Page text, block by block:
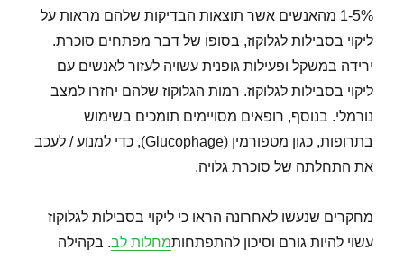
1-5% מהאנשים אשר תוצאות הבדיקות שלהם מראות על
ליקוי בסבילות לגלוקוז, בסופו של דבר מפתחים סוכרת.
ירידה במשקל ופעילות גופנית עשויה לעזור לאנשים עם
ליקוי בסבילות לגלוקוז. רמות הגלוקוז שלהם יחזרו למצב
נורמלי. בנוסף, רופאים מסויימים תומכים בשימוש
בתרופות, כגון מטפורמין (Glucophage), כדי למנוע / לעכב
את התחלתה של סוכרת גלויה.
מחקרים שנעשו לאחרונה הראו כי ליקוי בסבילות לגלוקוז
עשוי להיות גורם וסיכון להתפתחותמחלות לב. בקהילה